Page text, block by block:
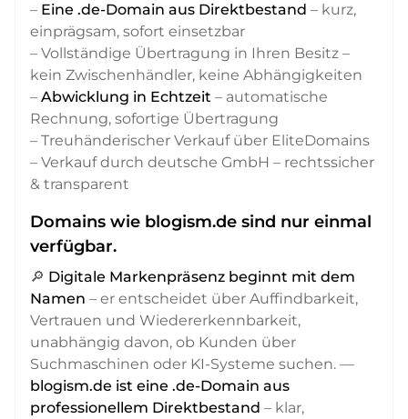
– Eine .de-Domain aus Direktbestand – kurz,
einprägsam, sofort einsetzbar
– Vollständige Übertragung in Ihren Besitz –
kein Zwischenhändler, keine Abhängigkeiten
– Abwicklung in Echtzeit – automatische
Rechnung, sofortige Übertragung
– Treuhänderischer Verkauf über EliteDomains
– Verkauf durch deutsche GmbH – rechtssicher
& transparent
Domains wie blogism.de sind nur einmal
verfügbar.
🔎 Digitale Markenpräsenz beginnt mit dem
Namen – er entscheidet über Auffindbarkeit,
Vertrauen und Wiedererkennbarkeit,
unabhängig davon, ob Kunden über
Suchmaschinen oder KI-Systeme suchen. —
blogism.de ist eine .de-Domain aus
professionellem Direktbestand – klar,